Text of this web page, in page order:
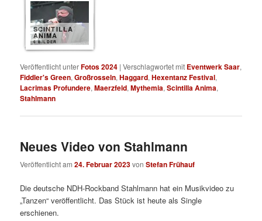
SCINTILLA
ANIMA
6 BILDER
Veröffentlicht unterFotos 2024 |Verschlagwortet mit Eventwerk Saar,
Fiddler's Green,Großrosseln,Haggard,Hexentanz Festival,
Lacrimas Profundere,Maerzfeld,Mythemia,Scintilla Anima,
Stahlmann
Neues Video von Stahlmann
Veröffentlicht am24. Februar 2023vonStefan Frühauf
Die deutsche NDH-Rockband Stahlmann hat ein Musikvideo zu
„Tanzen“ veröffentlicht. Das Stück ist heute als Single
erschienen.